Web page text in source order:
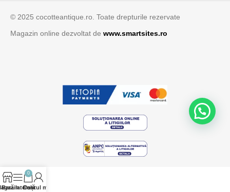
© 2025 cocotteantique.ro. Toate drepturile rezervate
Magazin online dezvoltat de www.smartsites.ro
Bară laterală
0
Coș
Contul meu